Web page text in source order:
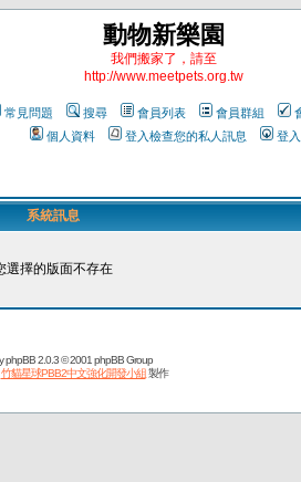
動物新樂園
我們搬家了，請至
http://www.meetpets.org.tw
常見問題 搜尋 會員列表 會員群組
個人資料
登入檢查您的私人訊息 登入
系統訊息
選擇的版面不存在
phpBB2.0.3 © 2001 phpBB Group
竹貓星球PBB2中文強化開發小組製作